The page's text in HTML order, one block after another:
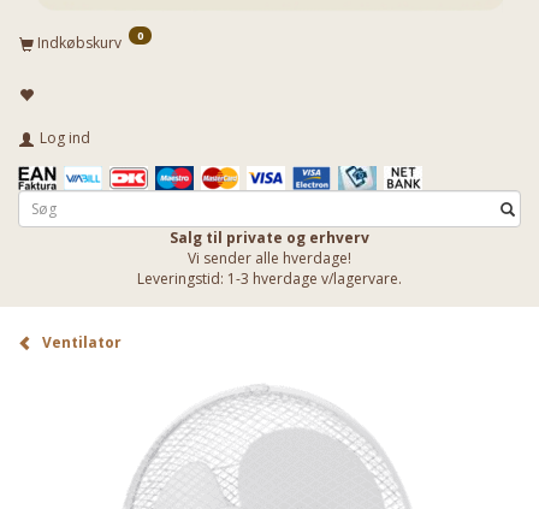
Indkøbskurv 0
Log ind
Salg til private og erhverv
Vi sender alle hverdage!
Leveringstid: 1-3 hverdage v/lagervare.
Ventilator